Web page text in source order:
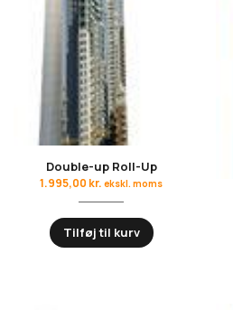
Double-up Roll-Up
1.995,00 kr. ekskl. moms
Tilføj til kurv